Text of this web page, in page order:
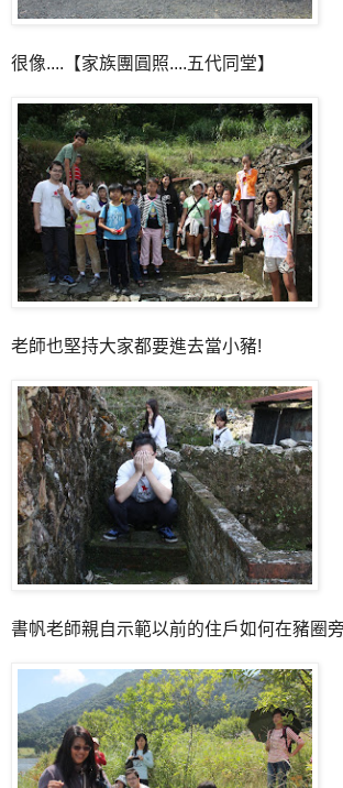
很像....【家族團圓照....五代同堂】
老師也堅持大家都要進去當小豬!
書帆老師親自示範以前的住戶如何在豬圈